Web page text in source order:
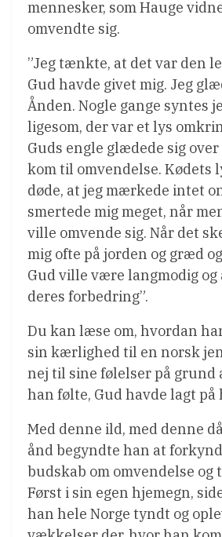
mennesker, som Hauge
omvendte sig.
”Jeg tænkte, at det var den
Gud havde givet mig. Jeg
Ånden. Nogle gange syntes
ligesom, der var et lys
Guds engle glædede sig
kom til omvendelse. Kødets
døde, at jeg mærkede intet
smertede mig meget, når
ville omvende sig. Når det
mig ofte på jorden og græd
Gud ville være langmodig og
deres forbedring”.
Du kan læse om, hvordan
sin kærlighed til en norsk
nej til sine følelser på grund
han følte, Gud havde lagt på
Med denne ild, med denne
ånd begyndte han at
budskab om omvendelse og
Først i sin egen hjemegn,
han hele Norge tyndt og